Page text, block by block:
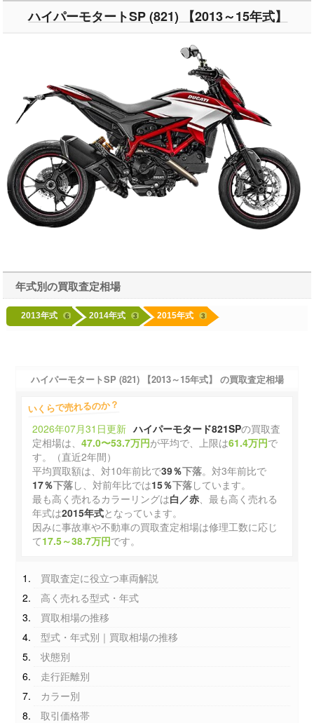
ハイパーモタートSP (821) 【2013～15年式】
年式別の買取査定相場
2013年式 6 2014年式 3 2015年式 3
ハイパーモタートSP (821) 【2013～15年式】 の買取査定相場
いくらで売れるのか？
2026年07月31日更新 ハイパーモタード821SPの買取査
定相場は、47.0〜53.7万円が平均で、上限は61.4万円で
す。（直近2年間）
平均買取額は、対10年前比で39％下落。対3年前比で
17％下落し、対前年比では15％下落しています。
最も高く売れるカラーリングは白／赤 、最も高く売れる
年式は2015年式となっています。
因みに事故車や不動車の買取査定相場は修理工数に応じ
て17.5～38.7万円です。
買取査定に役立つ車両解説
高く売れる型式・年式
買取相場の推移
型式・年式別｜買取相場の推移
状態別
走行距離別
カラー別
取引価格帯